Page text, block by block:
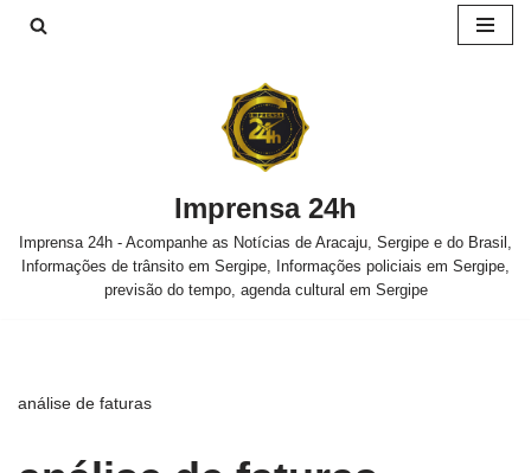
Imprensa 24h
Imprensa 24h - Acompanhe as Notícias de Aracaju, Sergipe e do Brasil,
Informações de trânsito em Sergipe, Informações policiais em Sergipe,
previsão do tempo, agenda cultural em Sergipe
análise de faturas